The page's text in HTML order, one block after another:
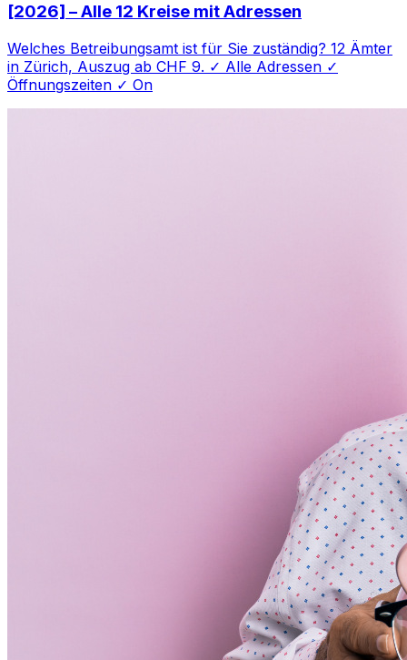
[2026] – Alle 12 Kreise mit Adressen
Welches Betreibungsamt ist für Sie zuständig? 12 Ämter
in Zürich, Auszug ab CHF 9. ✓ Alle Adressen ✓
Öffnungszeiten ✓ On